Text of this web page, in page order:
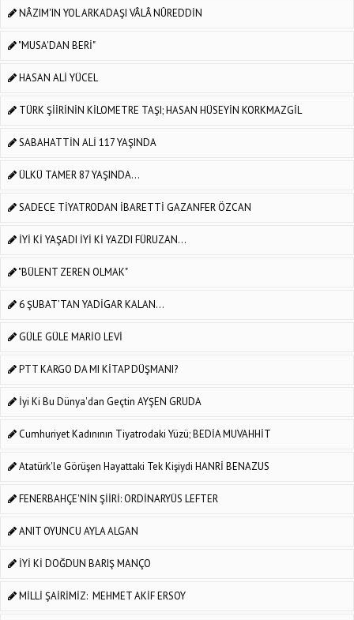
NÂZIM'IN YOL ARKADAŞI VÂLÂ NÛREDDİN
"MUSA'DAN BERİ"
HASAN ALİ YÜCEL
TÜRK ŞİİRİNİN KİLOMETRE TAŞI; HASAN HÜSEYİN KORKMAZGİL
SABAHATTİN ALİ 117 YAŞINDA
ÜLKÜ TAMER 87 YAŞINDA...
SADECE TİYATRODAN İBARETTİ GAZANFER ÖZCAN
İYİ Kİ YAŞADI İYİ Kİ YAZDI FÜRUZAN...
"BÜLENT ZEREN OLMAK"
6 ŞUBAT’TAN YADİGAR KALAN…
GÜLE GÜLE MARİO LEVİ
PTT KARGO DA MI KİTAP DÜŞMANI?
İyi Ki Bu Dünya'dan Geçtin AYŞEN GRUDA
Cumhuriyet Kadınının Tiyatrodaki Yüzü; BEDİA MUVAHHİT
Atatürk'le Görüşen Hayattaki Tek Kişiydi HANRİ BENAZUS
FENERBAHÇE'NİN ŞİİRİ: ORDİNARYÜS LEFTER
ANIT OYUNCU AYLA ALGAN
İYİ Kİ DOĞDUN BARIŞ MANÇO
MİLLİ ŞAİRİMİZ: MEHMET AKİF ERSOY